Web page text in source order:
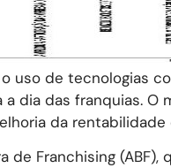
uso de tecnologias
dia das franquias. O
da rentabilidade
Franchising (ABF),